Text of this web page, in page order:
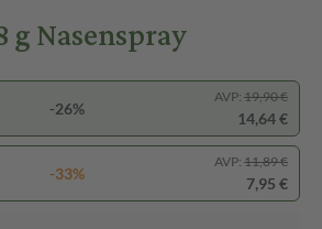
Nasenspray
-26%
AVP: 19,90 €
14,64 €
-33%
AVP: 11,89 €
7,95 €